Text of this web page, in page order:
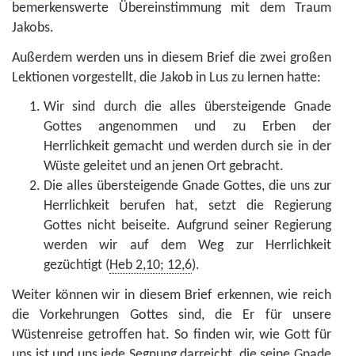
bemerkenswerte Übereinstimmung mit dem Traum
Jakobs.
Außerdem werden uns in diesem Brief die zwei großen
Lektionen vorgestellt, die Jakob in Lus zu lernen hatte:
Wir sind durch die alles übersteigende Gnade
Gottes angenommen und zu Erben der
Herrlichkeit gemacht und werden durch sie in der
Wüste geleitet und an jenen Ort gebracht.
Die alles übersteigende Gnade Gottes, die uns zur
Herrlichkeit berufen hat, setzt die Regierung
Gottes nicht beiseite. Aufgrund seiner Regierung
werden wir auf dem Weg zur Herrlichkeit
gezüchtigt (Heb 2,10; 12,6).
Weiter können wir in diesem Brief erkennen, wie reich
die Vorkehrungen Gottes sind, die Er für unsere
Wüstenreise getroffen hat. So finden wir, wie Gott für